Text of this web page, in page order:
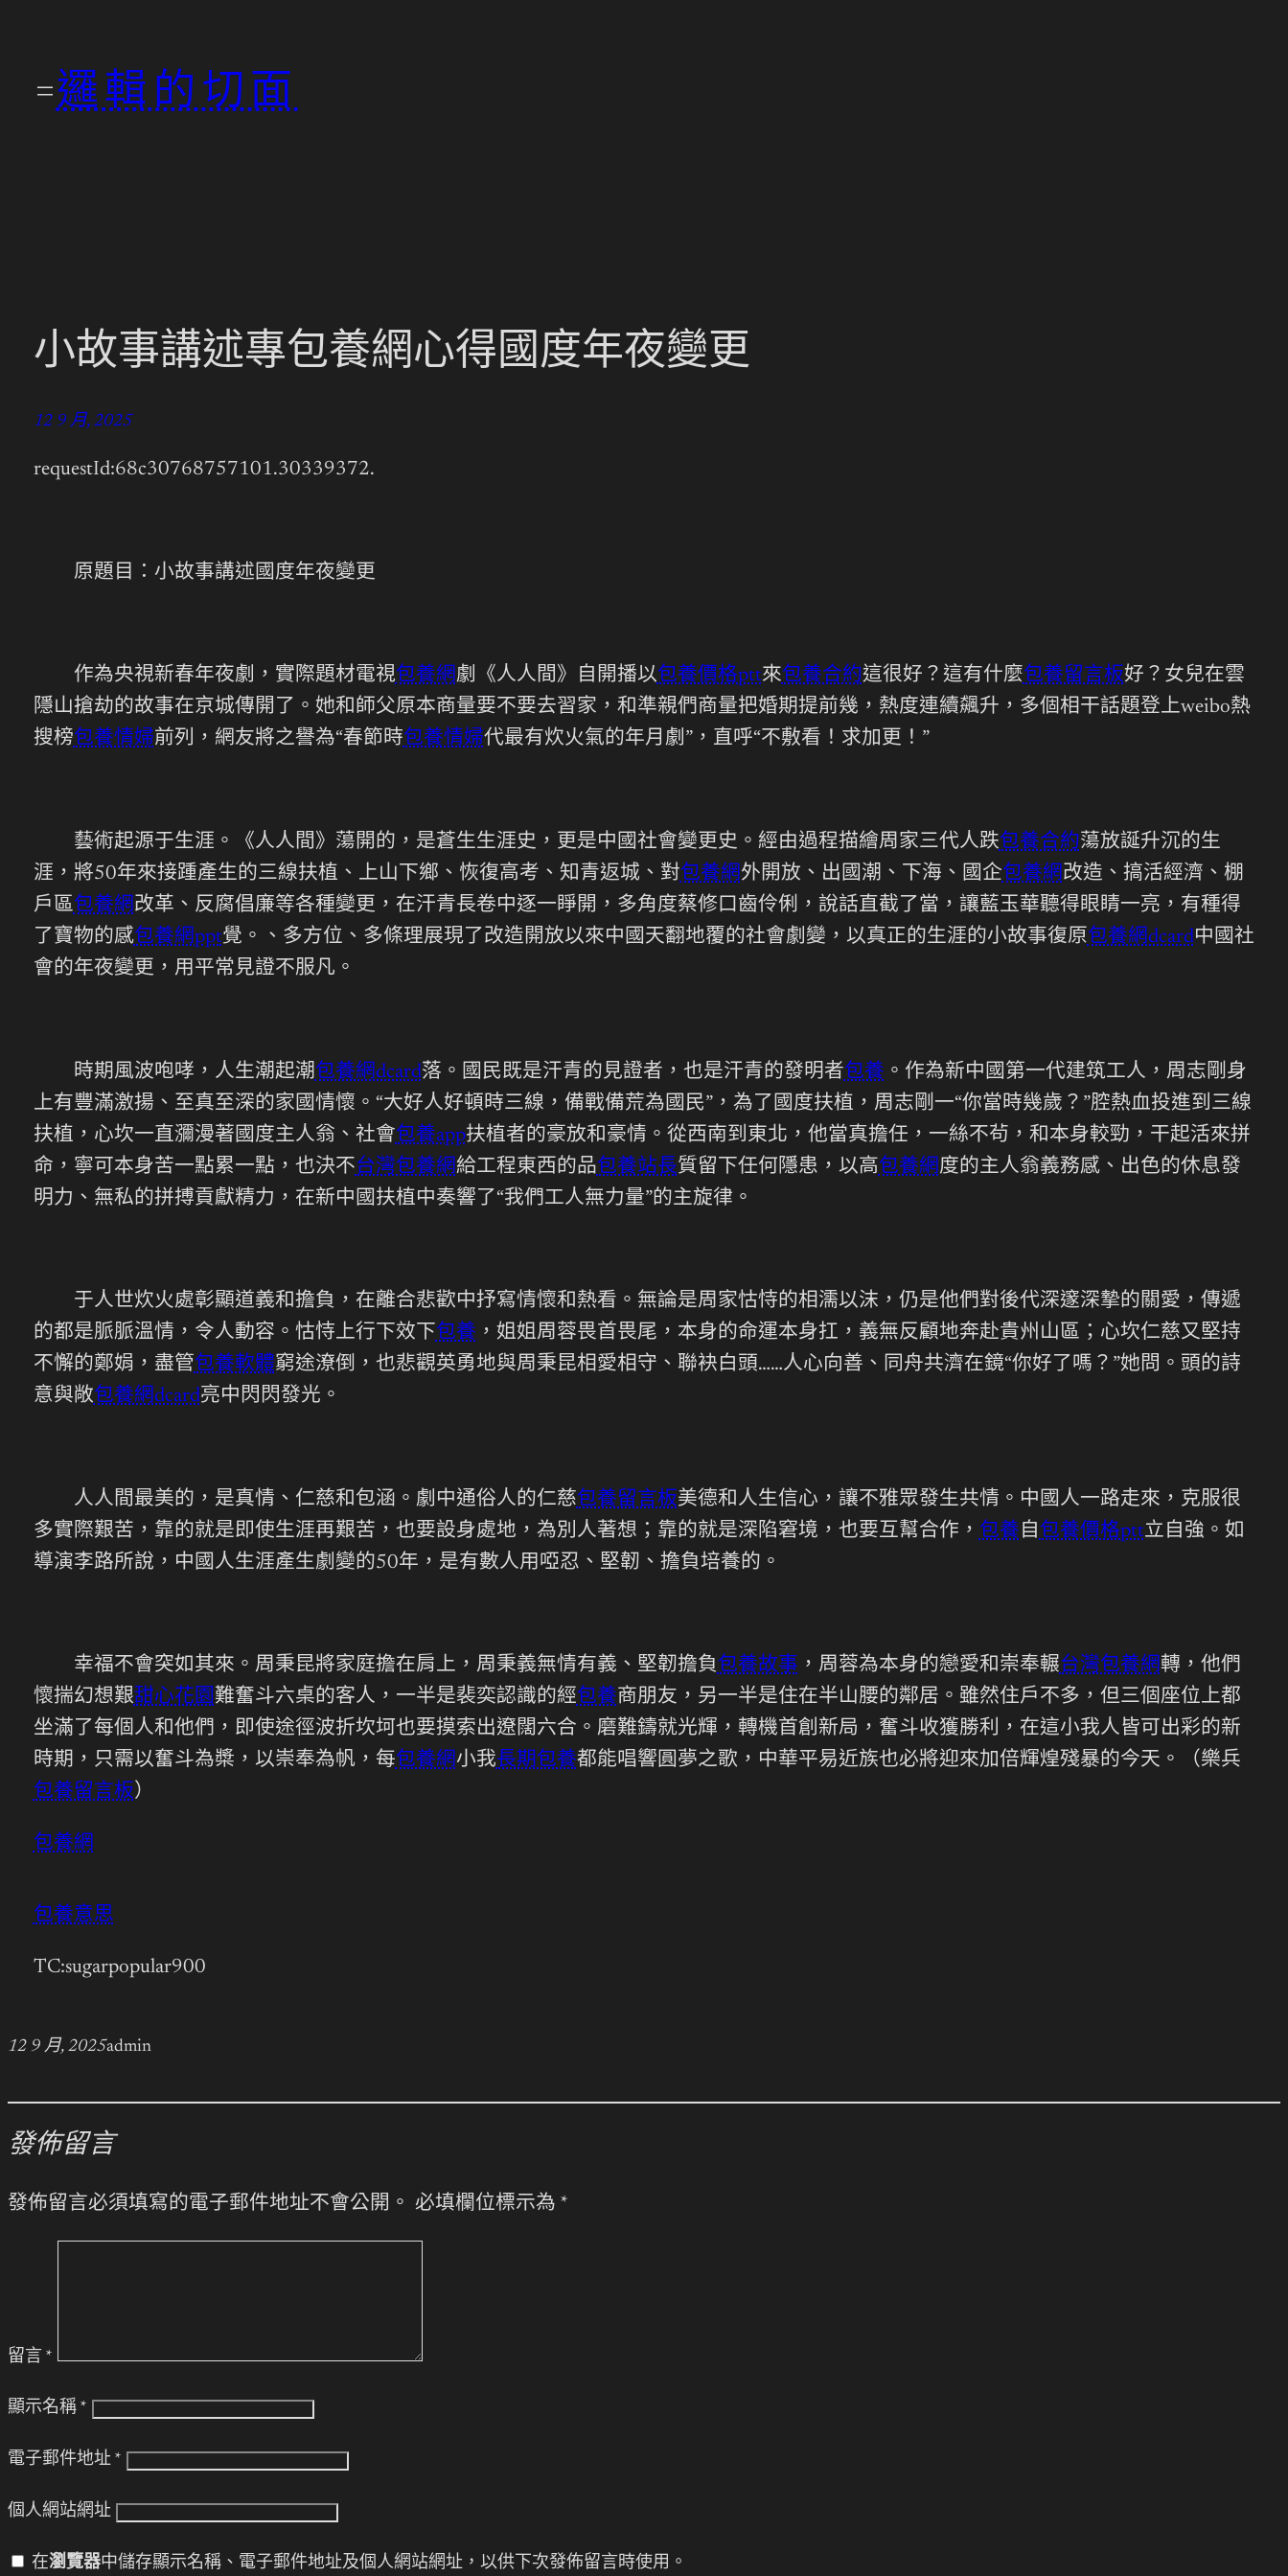
邏輯的切面
小故事講述專包養網心得國度年夜變更
12 9 月, 2025
requestId:68c30768757101.30339372.
原題目：小故事講述國度年夜變更
作為央視新春年夜劇，實際題材電視包養網劇《人人間》自開播以包養價格ptt來包養合約這很好？這有什麼包養留言板好？女兒在雲
隱山搶劫的故事在京城傳開了。她和師父原本商量要不要去習家，和準親們商量把婚期提前幾，熱度連續飆升，多個相干話題登上weibo熱
搜榜包養情婦前列，網友將之譽為“春節時包養情婦代最有炊火氣的年月劇”，直呼“不敷看！求加更！”
藝術起源于生涯。《人人間》蕩開的，是蒼生生涯史，更是中國社會變更史。經由過程描繪周家三代人跌包養合約蕩放誕升沉的生
涯，將50年來接踵產生的三線扶植、上山下鄉、恢復高考、知青返城、對包養網外開放、出國潮、下海、國企包養網改造、搞活經濟、棚
戶區包養網改革、反腐倡廉等各種變更，在汗青長卷中逐一睜開，多角度蔡修口齒伶俐，說話直截了當，讓藍玉華聽得眼睛一亮，有種得
了寶物的感包養網ppt覺。、多方位、多條理展現了改造開放以來中國天翻地覆的社會劇變，以真正的生涯的小故事復原包養網dcard中國社
會的年夜變更，用平常見證不服凡。
時期風波咆哮，人生潮起潮包養網dcard落。國民既是汗青的見證者，也是汗青的發明者包養 。作為新中國第一代建筑工人，周志剛身
上有豐滿激揚、至真至深的家國情懷。“大好人好頓時三線，備戰備荒為國民”，為了國度扶植，周志剛一“你當時幾歲？”腔熱血投進到三線
扶植，心坎一直瀰漫著國度主人翁、社會包養app扶植者的豪放和豪情。從西南到東北，他當真擔任，一絲不茍，和本身較勁，干起活來拼
命，寧可本身苦一點累一點，也決不台灣包養網給工程東西的品包養站長質留下任何隱患，以高包養網度的主人翁義務感、出色的休息發
明力、無私的拼搏貢獻精力，在新中國扶植中奏響了“我們工人無力量”的主旋律。
于人世炊火處彰顯道義和擔負，在離合悲歡中抒寫情懷和熱看。無論是周家怙恃的相濡以沫，仍是他們對後代深邃深摯的關愛，傳遞
的都是脈脈溫情，令人動容。怙恃上行下效下包養 ，姐姐周蓉畏首畏尾，本身的命運本身扛，義無反顧地奔赴貴州山區；心坎仁慈又堅持
不懈的鄭娟，盡管包養軟體窮途潦倒，也悲觀英勇地與周秉昆相愛相守、聯袂白頭……人心向善、同舟共濟在鏡“你好了嗎？”她問。頭的詩
意與敞包養網dcard亮中閃閃發光。
人人間最美的，是真情、仁慈和包涵。劇中通俗人的仁慈包養留言板美德和人生信心，讓不雅眾發生共情。中國人一路走來，克服很
多實際艱苦，靠的就是即使生涯再艱苦，也要設身處地，為別人著想；靠的就是深陷窘境，也要互幫合作， 包養 自 包養價格ptt立自強。如
導演李路所說，中國人生涯產生劇變的50年，是有數人用啞忍、堅韌、擔負培養的。
幸福不會突如其來。周秉昆將家庭擔在肩上，周秉義無情有義、堅韌擔負包養故事 ，周蓉為本身的戀愛和崇奉輾台灣包養網轉，他們
懷揣幻想艱甜心花園難奮斗六桌的客人，一半是裴奕認識的經包養商朋友，另一半是住在半山腰的鄰居。雖然住戶不多，但三個座位上都
坐滿了每個人和他們，即使途徑波折坎坷也要摸索出遼闊六合。磨難鑄就光輝，轉機首創新局，奮斗收獲勝利，在這小我人皆可出彩的新
時期，只需以奮斗為槳，以崇奉為帆，每包養網小我長期包養都能唱響圓夢之歌，中華平易近族也必將迎來加倍輝煌殘暴的今天。（樂兵
包養留言板）
包養網
包養意思
TC:sugarpopular900
12 9 月, 2025admin
發佈留言
發佈留言必須填寫的電子郵件地址不會公開。 必填欄位標示為 *
留言 *
顯示名稱 *
電子郵件地址 *
個人網站網址
在瀏覽器中儲存顯示名稱、電子郵件地址及個人網站網址，以供下次發佈留言時使用。